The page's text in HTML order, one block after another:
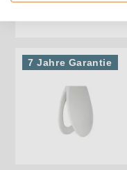
7 Jahre Garantie